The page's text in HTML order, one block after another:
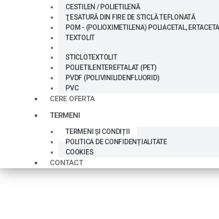
CESTILEN / POLIETILENĂ
ŢESATURĂ DIN FIRE DE STICLĂ TEFLONATĂ
POM - (POLIOXIMETILENA) POLIACETAL,
TEXTOLIT
STICLOTEXTOLIT
POLIETILENTEREFTALAT (PET)
PVDF (POLIVINILIDENFLUORID)
PVC
CERE OFERTA
TERMENI
TERMENI ȘI CONDIȚII
POLITICA DE CONFIDENȚIALITATE
COOKIES
CONTACT